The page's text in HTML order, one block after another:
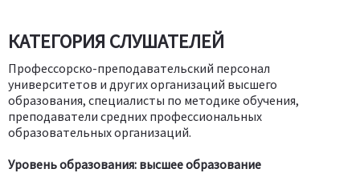
КАТЕГОРИЯ СЛУШАТЕЛЕЙ
Профессорско-преподавательский персонал
университетов и других организаций высшего
образования, специалисты по методике обучения,
преподаватели средних профессиональных
образовательных организаций.
Уровень образования: высшее образование